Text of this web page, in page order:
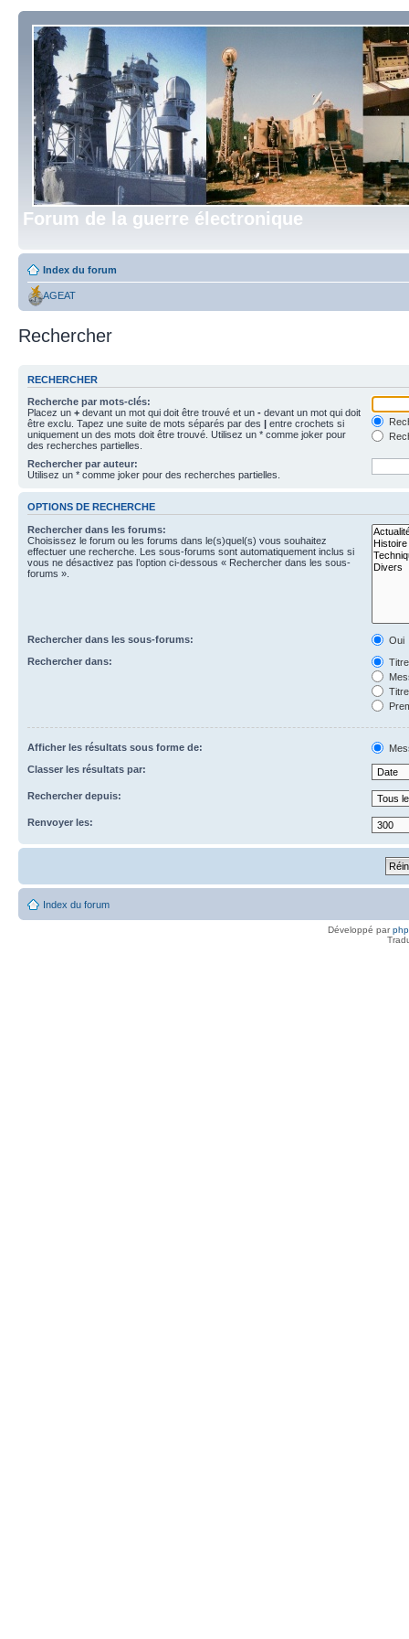
Forum de la guerre électronique
Index du forum
AGEAT
Rechercher
RECHERCHER
Recherche par mots-clés:
Placez un + devant un mot qui doit être trouvé et un - devant un mot qui doit
être exclu. Tapez une suite de mots séparés par des | entre crochets si
uniquement un des mots doit être trouvé. Utilisez un * comme joker pour
des recherches partielles.
Rechercher par auteur:
Utilisez un * comme joker pour des recherches partielles.
OPTIONS DE RECHERCHE
Rechercher dans les forums:
Choisissez le forum ou les forums dans le(s)quel(s) vous souhaitez
effectuer une recherche. Les sous-forums sont automatiquement inclus si
vous ne désactivez pas l’option ci-dessous « Rechercher dans les sous-
forums ».
Rechercher dans les sous-forums:
Oui
Rechercher dans:
Afficher les résultats sous forme de:
Classer les résultats par:
Rechercher depuis:
Renvoyer les:
Index du forum
Développé par